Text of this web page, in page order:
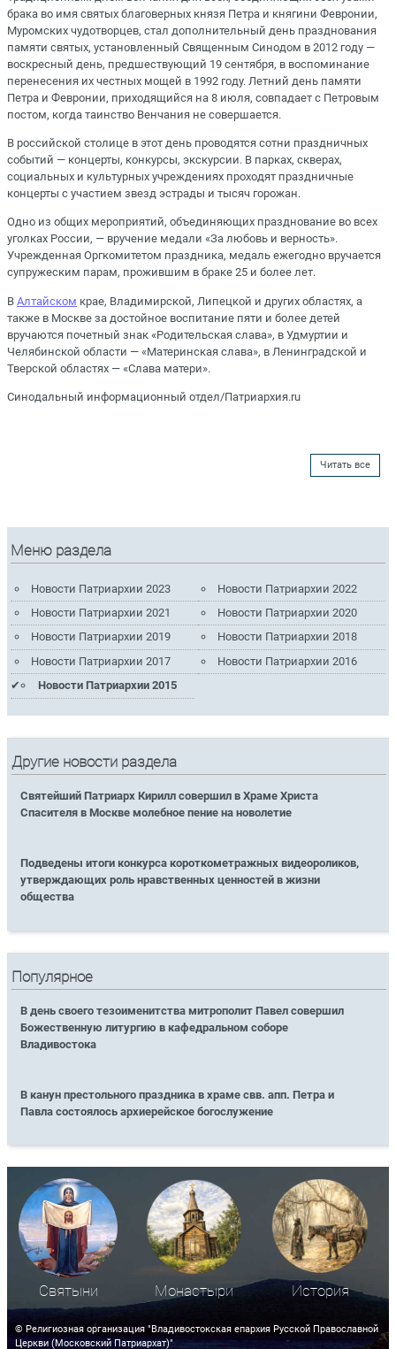
брака во имя святых благоверных князя Петра и княгини Февронии,
Муромских чудотворцев, стал дополнительный день празднования
памяти святых, установленный Священным Синодом в 2012 году —
воскресный день, предшествующий 19 сентября, в воспоминание
перенесения их честных мощей в 1992 году. Летний день памяти
Петра и Февронии, приходящийся на 8 июля, совпадает с Петровым
постом, когда таинство Венчания не совершается.
В российской столице в этот день проводятся сотни праздничных
событий — концерты, конкурсы, экскурсии. В парках, скверах,
социальных и культурных учреждениях проходят праздничные
концерты с участием звезд эстрады и тысяч горожан.
Одно из общих мероприятий, объединяющих празднование во всех
уголках России, — вручение медали «За любовь и верность».
Учрежденная Оргкомитетом праздника, медаль ежегодно вручается
супружеским парам, прожившим в браке 25 и более лет.
В Алтайском крае, Владимирской, Липецкой и других областях, а
также в Москве за достойное воспитание пяти и более детей
вручаются почетный знак «Родительская слава», в Удмуртии и
Челябинской области — «Материнская слава», в Ленинградской и
Тверской областях — «Слава матери».
Синодальный информационный отдел/Патриархия.ru
Читать все
Меню раздела
Новости Патриархии 2023
Новости Патриархии 2022
Новости Патриархии 2021
Новости Патриархии 2020
Новости Патриархии 2019
Новости Патриархии 2018
Новости Патриархии 2017
Новости Патриархии 2016
Новости Патриархии 2015
Другие новости раздела
Святейший Патриарх Кирилл совершил в Храме Христа
Спасителя в Москве молебное пение на новолетие
Подведены итоги конкурса короткометражных видеороликов,
утверждающих роль нравственных ценностей в жизни
общества
Популярное
В день своего тезоименитства митрополит Павел совершил
Божественную литургию в кафедральном соборе
Владивостока
В канун престольного праздника в храме свв. апп. Петра и
Павла состоялось архиерейское богослужение
Святыни Монастыри История
© Религиозная организация "Владивостокская епархия Русской Православной
Церкви (Московский Патриархат)"